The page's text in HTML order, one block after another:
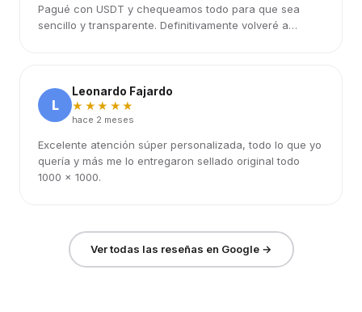
Pagué con USDT y chequeamos todo para que sea
sencillo y transparente. Definitivamente volveré a
L
Leonardo Fajardo
★★★★★
hace 2 meses
Excelente atención súper personalizada, todo lo que yo
quería y más me lo entregaron sellado original todo
1000 x 1000.
Ver todas las reseñas en Google →